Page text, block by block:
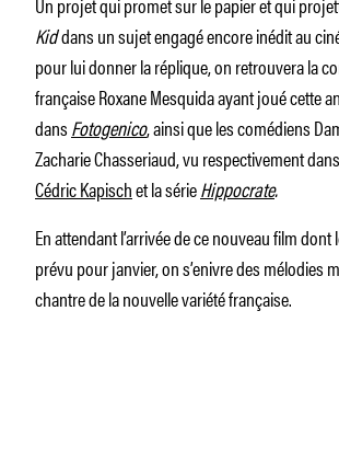
Kiddans un sujet engagé encore inédit au
pour lui donner la réplique, on retrouvera la
française Roxane Mesquida ayant joué cette
dansFotogenico, ainsi que les comédiens
Zacharie Chasseriaud, vu respectivement dans
Cédric Kapischet la sérieHippocrate.
En attendant l’arrivée de ce nouveau film
prévu pour janvier, on s’enivre des mélodies
chantre de la nouvelle variété française.